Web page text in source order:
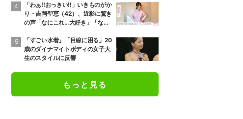
「わぁ!!おっきい!!」いきものがか
り・吉岡聖恵（42）、近影に驚き
の声「なにこれ…大好き」「なん
「すごい水着」「目線に困る」20
歳のダイナマイトボディの女子大
生のスタイルに反響
もっと見る